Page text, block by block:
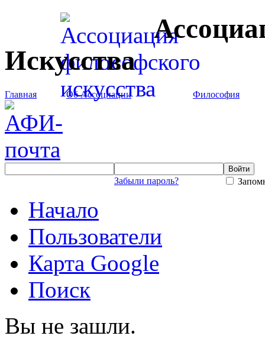
Искусства
Главная Об Ассоциации Философия
Забыли пароль?
Начало
Пользователи
Карта Google
Поиск
Вы не зашли.